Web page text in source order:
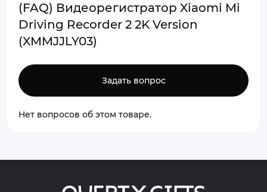
(FAQ) Видеорегистратор Xiaomi Mi
Driving Recorder 2 2K Version
(XMMJJLY03)
Задать вопрос
Нет вопросов об этом товаре.